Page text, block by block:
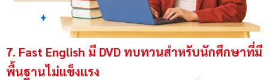
7. Fast English มี DVD ทบทวนสำหรับนักศึกษาที่มี
พื้นฐานไม่แข็งแรง